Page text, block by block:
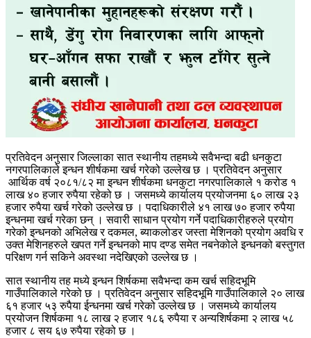
प्रतिवेदन अनुसार जिल्लाका सात स्थानीय तहमध्ये सवैभन्दा बढी धनकुटा
नगरपालिकाले इन्धन शीर्षकमा खर्च गरेको उल्लेख छ । प्रतिवेदन अनुसार
आर्थिक वर्ष २०८१/८२ मा इन्धन शीर्षकमा धनकुटा नगरपालिकाले १ करोड १
लाख ४० हजार रुपैया रहेको छ । जसमध्ये कार्यालय प्रयोजनमा ६० लाख २३
हजार रुपैया खर्च गरेको उल्लेख छ । पदाधिकारीले ४१ लाख ७० हजार रुपैया
इन्धनमा खर्च गरेका छन् । सवारी साधान प्रयोग गर्ने पदाधिकारीहरुले प्रयोग
गरेको इन्धनको अभिलेख र दकमल, ब्याकलोडर जस्ता मेशिनको प्रयोग अवधि र
उक्त मेशिनहरुले खपत गर्ने इन्धनको माप दण्ड समेत नबनेकोले इन्धनको बस्तुगत
परिक्षण गर्न सकिने अवस्था नदेखिएको उल्लेख छ ।
सात स्थानीय तह मध्ये इन्धन शिर्षकमा सवैभन्दा कम खर्च सहिदभूमि
गाउँपालिकाले गरेको छ । प्रतिवेदन अनुसार सहिदभूमि गाउँपालिकाले २० लाख
६१ हजार ५३ रुपैया ईन्धनमा खर्च गरेको उल्लेख छ । जसमध्ये कार्यालय
प्रयोजन शिर्षकमा १८ लाख २ हजार १८६ रुपैया र अन्यशिर्षकमा २ लाख ५८
हजार ८ सय ६७ रुपैया रहेको छ ।